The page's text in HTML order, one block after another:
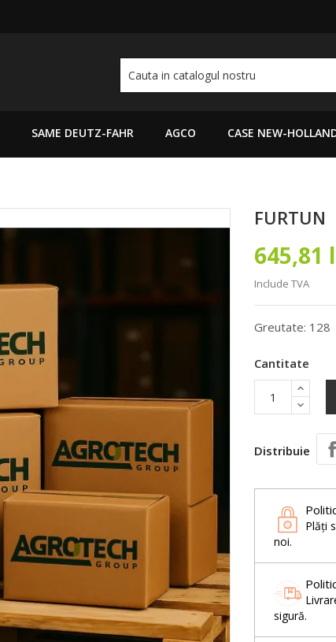
SAME DEUTZ-FAHR AGCO CASE NEW-
FURTUN
645,81
Include TVA
Greutate: 128
Cantitate
Distribuie
Plăți
noi.
sigură.